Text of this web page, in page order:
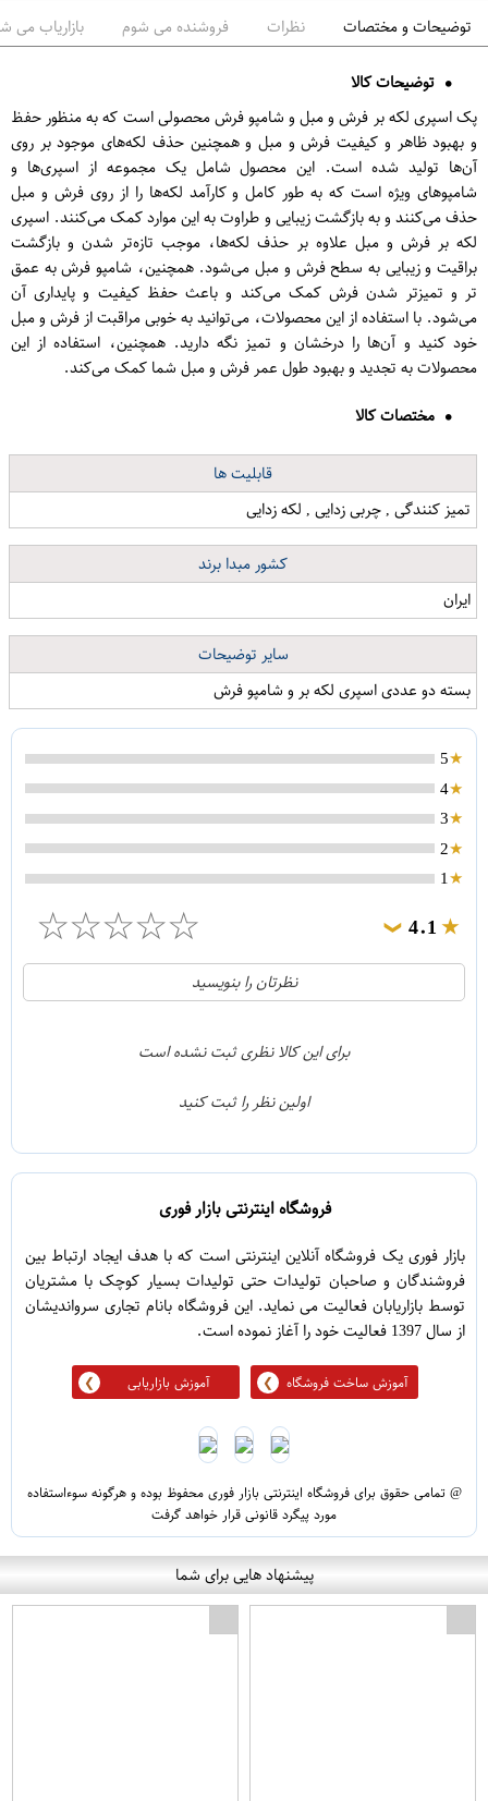
توضیحات و مختصات نظرات فروشنده می شوم بازاریاب می
توضیحات کالا
پک اسپری لکه بر فرش و مبل و شامپو فرش محصولی است که به منظور حفظ
و بهبود ظاهر و کیفیت فرش و مبل و همچنین حذف لکه‌های موجود بر روی
آن‌ها تولید شده است. این محصول شامل یک مجموعه از اسپری‌ها و
شامپوهای ویژه است که به طور کامل و کارآمد لکه‌ها را از روی فرش و مبل
حذف می‌کنند و به بازگشت زیبایی و طراوت به این موارد کمک می‌کنند. اسپری
لکه بر فرش و مبل علاوه بر حذف لکه‌ها، موجب تازه‌تر شدن و بازگشت
براقیت و زیبایی به سطح فرش و مبل می‌شود. همچنین، شامپو فرش به عمق
تر و تمیزتر شدن فرش کمک می‌کند و باعث حفظ کیفیت و پایداری آن
می‌شود. با استفاده از این محصولات، می‌توانید به خوبی مراقبت از فرش و مبل
خود کنید و آن‌ها را درخشان و تمیز نگه دارید. همچنین، استفاده از این
محصولات به تجدید و بهبود طول عمر فرش و مبل شما کمک می‌کند.
مختصات کالا
قابلیت ها
تمیز کنندگی , چربی زدایی , لکه زدایی
کشور مبدا برند
ایران
سایر توضیحات
بسته دو عددی اسپری لکه بر و شامپو فرش
5
4
3
2
1
4.1
❯
☆
☆
☆
☆
☆
21
1
نظرتان را بنویسید
برای این کالا نظری ثبت نشده است
اولین نظر را ثبت کنید
فروشگاه اینترنتی بازار فوری
بازار فوری یک فروشگاه آنلاین اینترنتی است که با هدف ایجاد ارتباط بین
فروشندگان و صاحبان تولیدات حتی تولیدات بسیار کوچک با مشتریان
توسط بازاریابان فعالیت می نماید. این فروشگاه بانام تجاری سرواندیشان
از سال 1397 فعالیت خود را آغاز نموده است.
آموزش ساخت فروشگاه آموزش بازاریابی
@ تمامی حقوق برای فروشگاه اینترنتی بازار فوری محفوظ بوده و هرگونه سوءاستفاده
مورد پیگرد قانونی قرار خواهد گرفت
پیشنهاد هایی برای شما